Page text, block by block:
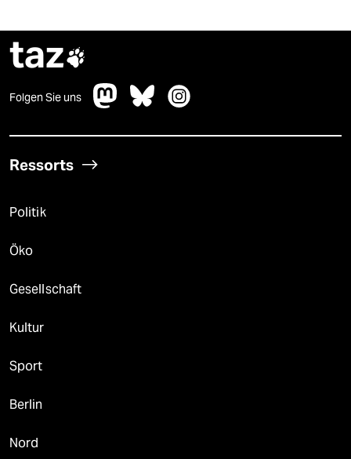
taz
Folgen Sie uns
Ressorts
Politik
Öko
Gesellschaft
Kultur
Sport
Berlin
Nord